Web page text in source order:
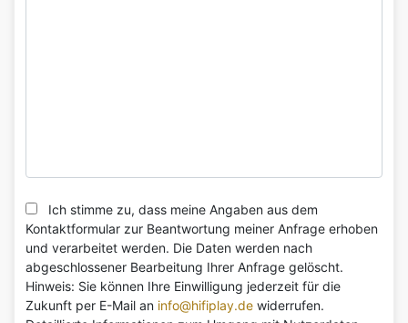
Ich stimme zu, dass meine Angaben aus dem
Kontaktformular zur Beantwortung meiner Anfrage erhoben
und verarbeitet werden. Die Daten werden nach
abgeschlossener Bearbeitung Ihrer Anfrage gelöscht.
Hinweis: Sie können Ihre Einwilligung jederzeit für die
Zukunft per E-Mail an info@hifiplay.de widerrufen.